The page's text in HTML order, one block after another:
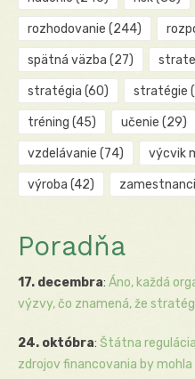
rozhodovanie (244)
spätná väzba (27)
stratégia (60) stratégie
tréning (45) učenie (29)
vzdelávanie (74) výcvik
výroba (42) zamestnanci
Poradňa
17. decembra: Áno, každá
výzvy, čo znamená, že
24. októbra: Štátna
zdrojov financovania by